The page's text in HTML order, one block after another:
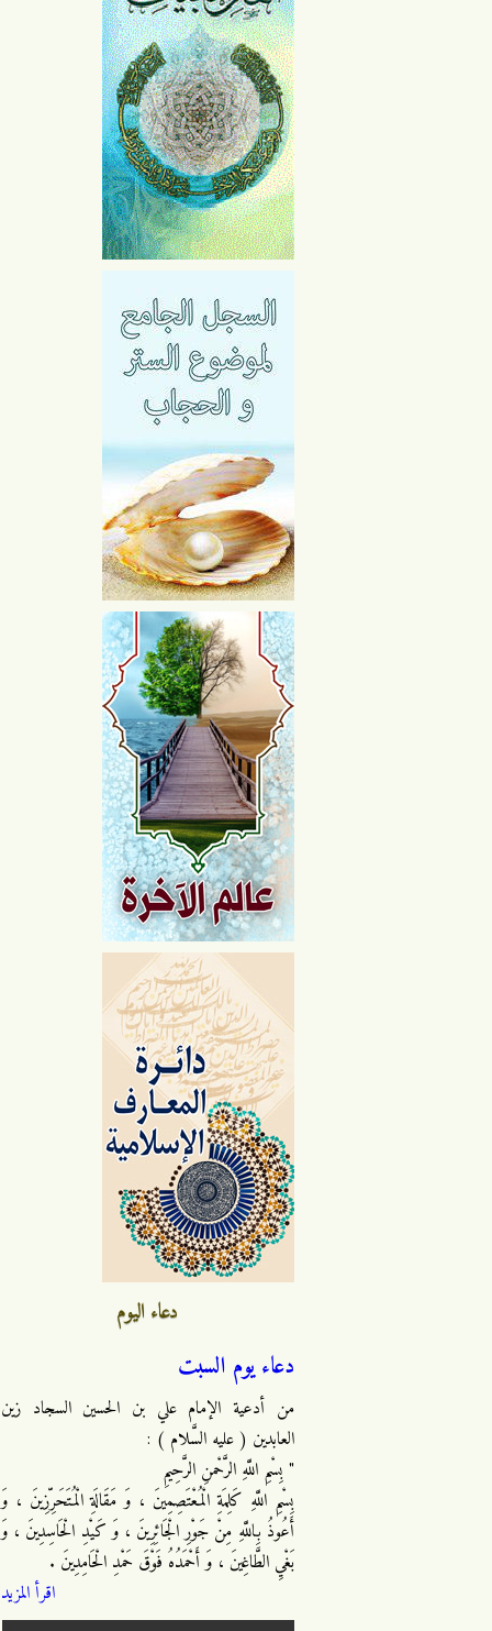
دعاء اليوم
دعاء يوم السبت
من أدعية الإمام علي بن الحسين السجاد زين
العابدين ( عليه السَّلام ) :
" بِسْمِ اللَّهِ الرَّحْمنِ الرَّحِيمِ
بِسْمِ اللَّهِ كَلِمَةِ الْمُعْتَصِمِينَ ، وَ مَقَالَةِ الْمُتَحَرِّزِينَ ، وَ
أَعُوذُ بِاللَّهِ مِنْ جَوْرِ الْجَائِرِينَ ، وَ كَيْدِ الْحَاسِدِينَ ، وَ
بَغْيِ الطَّاغِينَ ، وَ أَحْمَدُهُ فَوْقَ حَمْدِ الْحَامِدِينَ .
اقرأ المزيد